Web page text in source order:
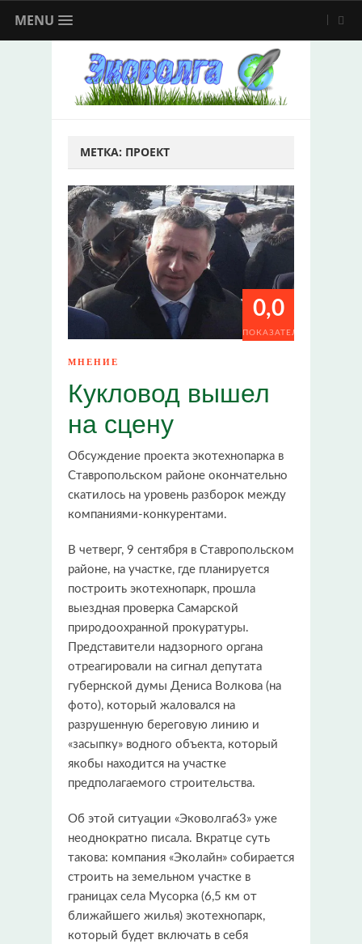
MENU
МЕТКА: ПРОЕКТ
0,0
ПОКАЗАТЕЛИ
МНЕНИЕ
Кукловод вышел
на сцену
Обсуждение проекта экотехнопарка в
Ставропольском районе окончательно
скатилось на уровень разборок между
компаниями-конкурентами.
В четверг, 9 сентября в Ставропольском
районе, на участке, где планируется
построить экотехнопарк, прошла
выездная проверка Самарской
природоохранной прокуратуры.
Представители надзорного органа
отреагировали на сигнал депутата
губернской думы Дениса Волкова (на
фото), который жаловался на
разрушенную береговую линию и
«засыпку» водного объекта, который
якобы находится на участке
предполагаемого строительства.
Об этой ситуации «Эковолга63» уже
неоднократно писала. Вкратце суть
такова: компания «Эколайн» собирается
строить на земельном участке в
границах села Мусорка (6,5 км от
ближайшего жилья) экотехнопарк,
который будет включать в себя